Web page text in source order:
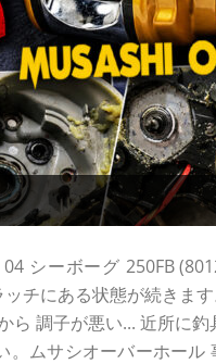
シーボーグ 250FB
チにある状態が続きま
調子が悪い... 近所に
ムサシオーバーホール